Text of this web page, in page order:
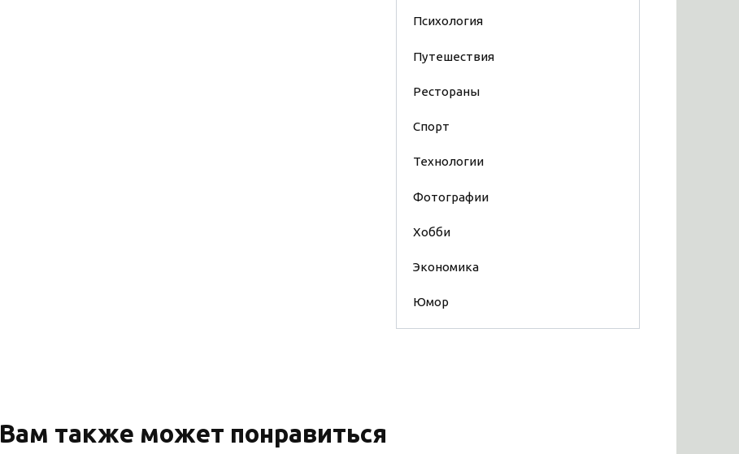
Психология
Путешествия
Рестораны
Спорт
Технологии
Фотографии
Хобби
Экономика
Юмор
Вам также может понравиться